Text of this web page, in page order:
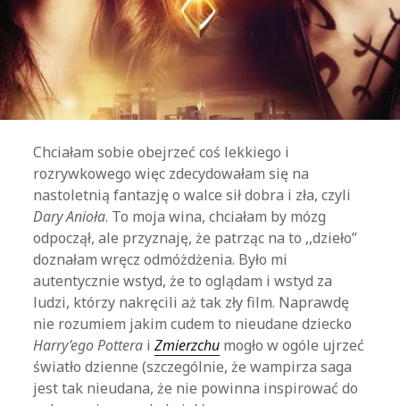
Chciałam sobie obejrzeć coś lekkiego i
rozrywkowego więc zdecydowałam się na
nastoletnią fantazję o walce sił dobra i zła, czyli
Dary Anioła. To moja wina, chciałam by mózg
odpoczął, ale przyznaję, że patrząc na to ,,dzieło”
doznałam wręcz odmóżdżenia. Było mi
autentycznie wstyd, że to oglądam i wstyd za
ludzi, którzy nakręcili aż tak zły film. Naprawdę
nie rozumiem jakim cudem to nieudane dziecko
Harry’ego Pottera iZmierzchu mogło w ogóle ujrzeć
światło dzienne (szczególnie, że wampirza saga
jest tak nieudana, że nie powinna inspirować do